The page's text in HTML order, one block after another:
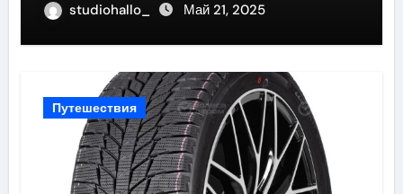
studiohallo_ Май 21, 2025
Путешествия